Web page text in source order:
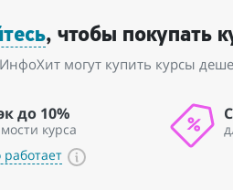
, чтобы покупать
могут купить курсы
до 10%
курса
работает